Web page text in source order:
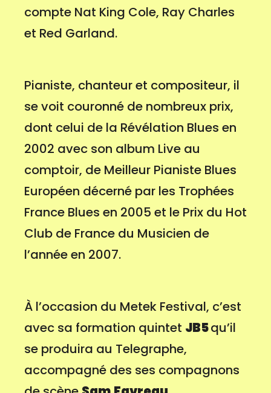
compte Nat King Cole, Ray Charles
et Red Garland.
Pianiste, chanteur et compositeur, il
se voit couronné de nombreux prix,
dont celui de la Révélation Blues en
2002 avec son album Live au
comptoir, de Meilleur Pianiste Blues
Européen décerné par les Trophées
France Blues en 2005 et le Prix du Hot
Club de France du Musicien de
l’année en 2007.
À l’occasion du Metek Festival, c’est
avec sa formation quintet JB5qu’il
se produira au Telegraphe,
accompagné des ses compagnons